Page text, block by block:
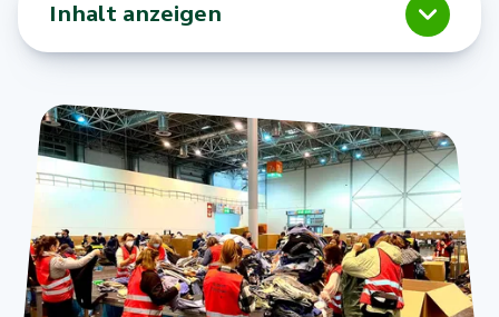
Inhalt anzeigen